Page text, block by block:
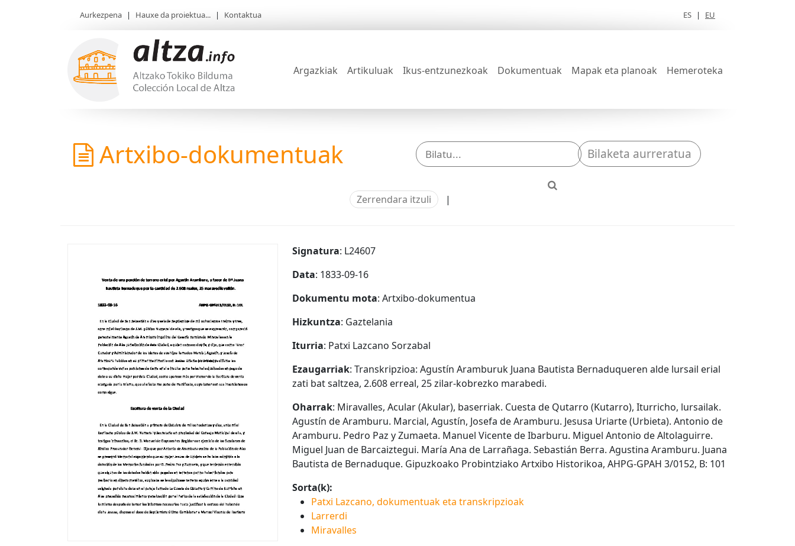
Aurkezpena | Hauxe da proiektua... | Kontaktua ES | EU
Argazkiak Artikuluak Ikus-entzunezkoak Dokumentuak Mapak eta planoak Hemeroteka
Artxibo-dokumentuak Bilaketa aurreratua
Zerrendara itzuli |
Signatura: L24607
Data: 1833-09-16
Dokumentu mota: Artxibo-dokumentua
Hizkuntza: Gaztelania
Iturria: Patxi Lazcano Sorzabal
Ezaugarriak: Transkripzioa: Agustín Aramburuk Juana Bautista Bernaduqueren alde lursail erial
zati bat saltzea, 2.608 erreal, 25 zilar-kobrezko marabedi.
Oharrak: Miravalles, Acular (Akular), baserriak. Cuesta de Qutarro (Kutarro), Iturricho, lursailak.
Agustín de Aramburu. Marcial, Agustín, Josefa de Aramburu. Jesusa Uriarte (Urbieta). Antonio de
Aramburu. Pedro Paz y Zumaeta. Manuel Vicente de Ibarburu. Miguel Antonio de Altolaguirre.
Miguel Juan de Barcaiztegui. María Ana de Larrañaga. Sebastián Berra. Agustina Aramburu. Juana
Bautista de Bernaduque. Gipuzkoako Probintziako Artxibo Historikoa, AHPG-GPAH 3/0152, B: 101
Sorta(k):
Patxi Lazcano, dokumentuak eta transkripzioak
Larrerdi
Miravalles